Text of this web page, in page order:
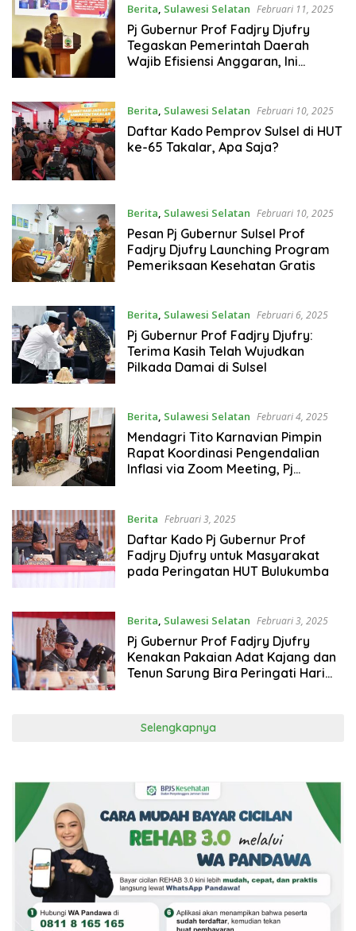
Berita Sulawesi Selatan Februari 11, 2025
Pj Gubernur Prof Fadjry Djufry
Tegaskan Pemerintah Daerah
Wajib Efisiensi Anggaran, Ini
Berita, Sulawesi Selatan Februari 10, 2025
Daftar Kado Pemprov Sulsel di HUT
ke-65 Takalar, Apa Saja?
Berita Sulawesi Selatan Februari 10, 2025
Pesan Pj Gubernur Sulsel Prof
Fadjry Djufry Launching Program
Pemeriksaan Kesehatan Gratis
Berita, Sulawesi Selatan Februari 6, 2025
Pj Gubernur Prof Fadjry Djufry:
Terima Kasih Telah Wujudkan
Pilkada Damai di Sulsel
Berita, Sulawesi Selatan Februari 4, 2025
Mendagri Tito Karnavian Pimpin
Rapat Koordinasi Pengendalian
Inflasi via Zoom Meeting, Pj
Berita Februari 3, 2025
Daftar Kado Pj Gubernur Prof
Fadjry Djufry untuk Masyarakat
pada Peringatan HUT Bulukumba
Berita, Sulawesi Selatan Februari 3, 2025
Pj Gubernur Prof Fadjry Djufry
Kenakan Pakaian Adat Kajang dan
Tenun Sarung Bira Peringati Hari
Selengkapnya